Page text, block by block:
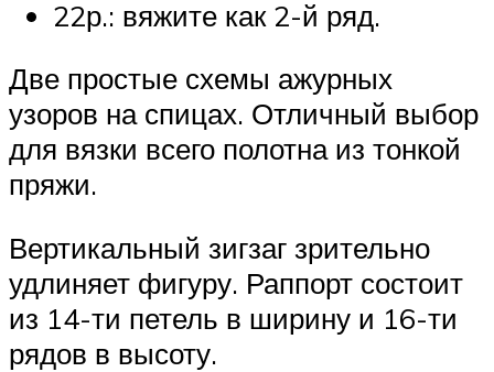
22р.: вяжите как 2-й ряд.
Две простые схемы ажурных
узоров на спицах. Отличный выбор
для вязки всего полотна из тонкой
пряжи.
Вертикальный зигзаг зрительно
удлиняет фигуру. Раппорт состоит
из 14-ти петель в ширину и 16-ти
рядов в высоту.